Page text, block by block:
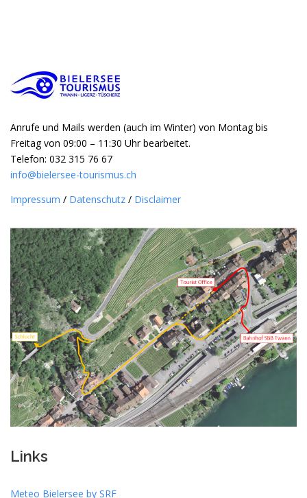
Anrufe und Mails werden (auch im Winter) von Montag bis
Freitag von 09:00 – 11:30 Uhr bearbeitet.
Telefon: 032 315 76 67
info@bielersee-tourismus.ch
Impressum / Datenschutz / Disclaimer
Links
Meteo Bielersee by SRF